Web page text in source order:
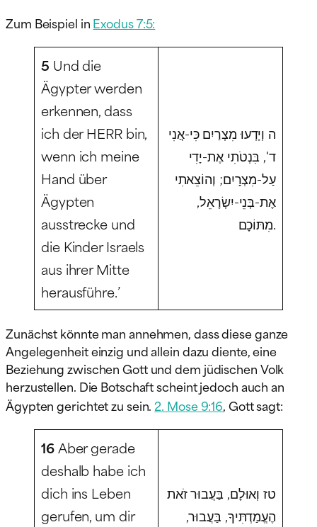
Zum Beispiel inExodus 7:5:
5 Und die
Ägypter werden
erkennen, dass
ich der HERR bin,
wenn ich meine
Hand über
Ägypten
ausstrecke und
die Kinder Israels
aus ihrer Mitte
herausführe.’
ה וְיָדְעוּ מִצְרַיִם כִּי-אֲנִי
ד', בִּנְטֹתִי אֶת-יָדִי
עַל-מִצְרָיִם; וְהוֹצֵאתִי
אֶת-בְּנֵי-יִשְׂרָאֵל,
מִתּוֹכָם.
Zunächst könnte man annehmen, dass diese ganze
Angelegenheit einzig und allein dazu diente, eine
Beziehung zwischen Gott und dem jüdischen Volk
herzustellen. Die Botschaft scheint jedoch auch an
Ägypten gerichtet zu sein.2. Mose 9:16, Gott sagt:
16Aber gerade
deshalb habe ich
dich ins Leben
gerufen, um dir
טז וְאוּלָם, בַּעֲבוּר זֹאת
הֶעֱמַדְתִּיךָ, בַּעֲבוּר,